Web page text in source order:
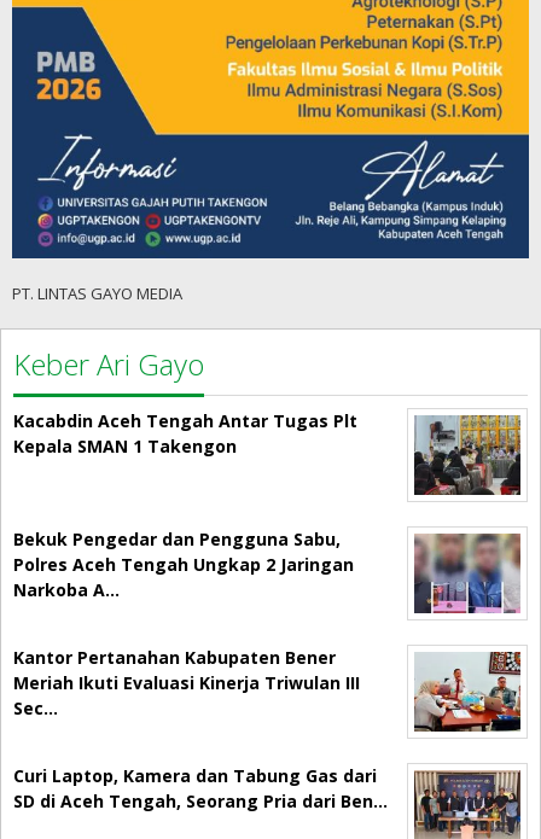
PT. LINTAS GAYO MEDIA
Keber Ari Gayo
Kacabdin Aceh Tengah Antar Tugas Plt
Kepala SMAN 1 Takengon
Bekuk Pengedar dan Pengguna Sabu,
Polres Aceh Tengah Ungkap 2 Jaringan
Narkoba A…
Kantor Pertanahan Kabupaten Bener
Meriah Ikuti Evaluasi Kinerja Triwulan III
Sec…
Curi Laptop, Kamera dan Tabung Gas dari
SD di Aceh Tengah, Seorang Pria dari Ben…